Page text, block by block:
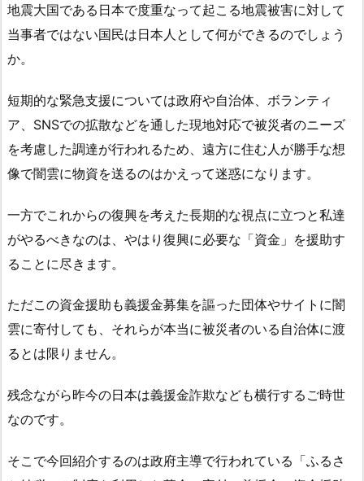
地震大国である日本で度重なって起こる地震被害に対して
当事者ではない国民は日本人として何ができるのでしょう
か。
短期的な緊急支援については政府や自治体、ボランティ
ア、SNSでの拡散などを通した現地対応で被災者のニーズ
を考慮した調達が行われるため、遠方に住む人が勝手な想
像で闇雲に物資を送るのはかえって迷惑になります。
一方でこれからの復興を考えた長期的な視点に立つと私達
がやるべきなのは、やはり復興に必要な「資金」を援助す
ることに尽きます。
ただこの資金援助も義援金募集を謳った団体やサイトに闇
雲に寄付しても、それらが本当に被災者のいる自治体に渡
るとは限りません。
残念ながら昨今の日本は義援金詐欺なども横行するご時世
なのです。
そこで今回紹介するのは政府主導で行われている「ふるさ